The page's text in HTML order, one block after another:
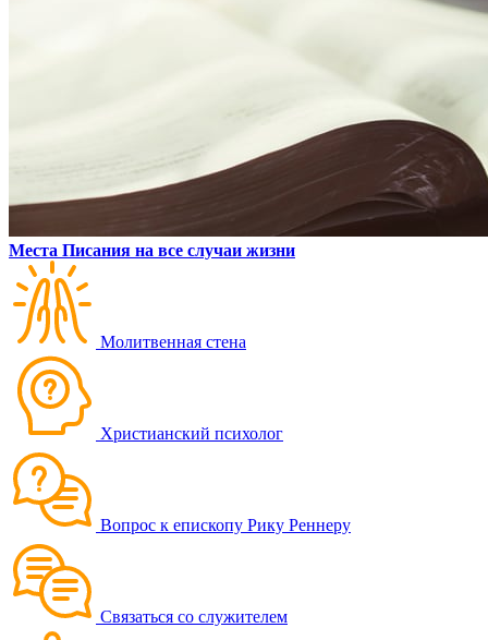
Места Писания на все случаи жизни
Молитвенная стена
Христианский психолог
Вопрос к епископу Рику Реннеру
Связаться со служителем